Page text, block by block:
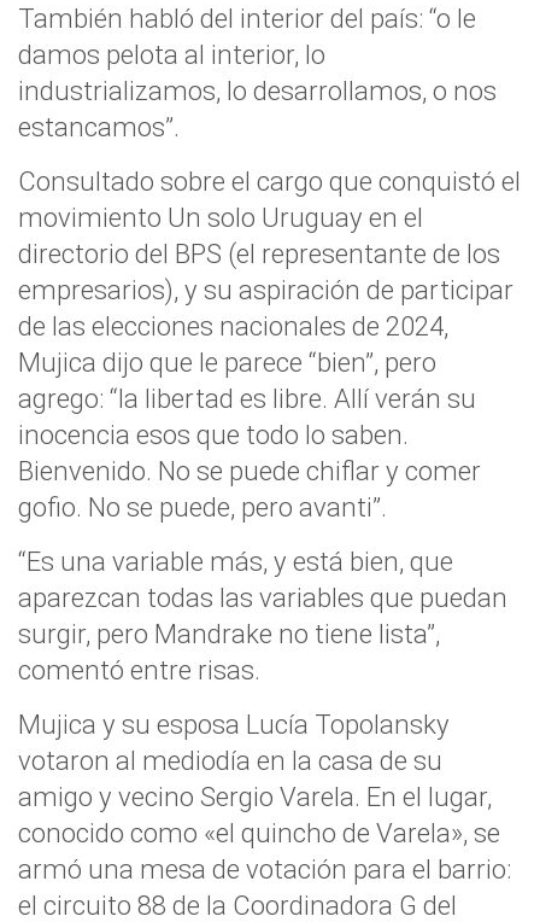
También habló del interior del país: “o le
damos pelota al interior, lo
industrializamos, lo desarrollamos, o nos
estancamos”.
Consultado sobre el cargo que conquistó el
movimiento Un solo Uruguay en el
directorio del BPS (el representante de los
empresarios), y su aspiración de participar
de las elecciones nacionales de 2024,
Mujica dijo que le parece “bien”, pero
agrego: “la libertad es libre. Allí verán su
inocencia esos que todo lo saben.
Bienvenido. No se puede chiflar y comer
gofio. No se puede, pero avanti”.
“Es una variable más, y está bien, que
aparezcan todas las variables que puedan
surgir, pero Mandrake no tiene lista”,
comentó entre risas.
Mujica y su esposa Lucía Topolansky
votaron al mediodía en la casa de su
amigo y vecino Sergio Varela. En el lugar,
conocido como «el quincho de Varela», se
armó una mesa de votación para el barrio:
el circuito 88 de la Coordinadora G del